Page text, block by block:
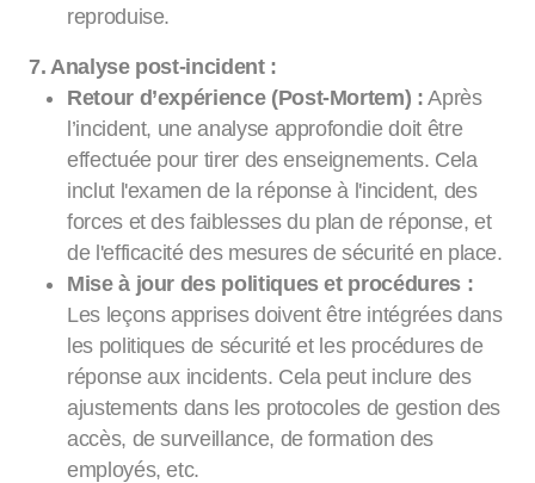
reproduise.
7. Analyse post-incident :
Retour d’expérience (Post-Mortem) : Après
l’incident, une analyse approfondie doit être
effectuée pour tirer des enseignements. Cela
inclut l'examen de la réponse à l'incident, des
forces et des faiblesses du plan de réponse, et
de l'efficacité des mesures de sécurité en place.
Mise à jour des politiques et procédures :
Les leçons apprises doivent être intégrées dans
les politiques de sécurité et les procédures de
réponse aux incidents. Cela peut inclure des
ajustements dans les protocoles de gestion des
accès, de surveillance, de formation des
employés, etc.